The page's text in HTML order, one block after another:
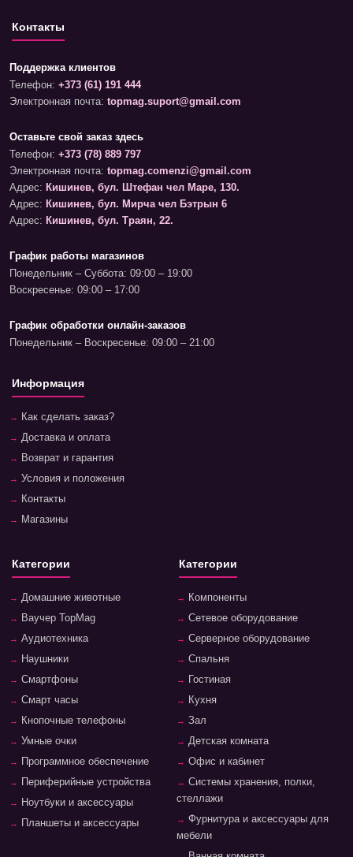
Контакты
Поддержка клиентов
Телефон: +373 (61) 191 444
Электронная почта: topmag.suport@gmail.com
Оставьте свой заказ здесь
Телефон: +373 (78) 889 797
Электронная почта: topmag.comenzi@gmail.com
Адрес: Кишинев, бул. Штефан чел Маре, 130.
Адрес: Кишинев, бул. Мирча чел Бэтрын 6
Адрес: Кишинев, бул. Траян, 22.
График работы магазинов
Понедельник – Суббота: 09:00 – 19:00
Воскресенье: 09:00 – 17:00
График обработки онлайн-заказов
Понедельник – Воскресенье: 09:00 – 21:00
Информация
Как сделать заказ?
Доставка и оплата
Возврат и гарантия
Условия и положения
Контакты
Магазины
Категории
Домашние животные
Ваучер TopMag
Аудиотехника
Наушники
Смартфоны
Смарт часы
Кнопочные телефоны
Умные очки
Программное обеспечение
Периферийные устройства
Ноутбуки и аксессуары
Планшеты и аксессуары
Категории
Компоненты
Сетевое оборудование
Серверное оборудование
Спальня
Гостиная
Кухня
Зал
Детская комната
Офис и кабинет
Системы хранения, полки,
стеллажи
Фурнитура и аксессуары для
мебели